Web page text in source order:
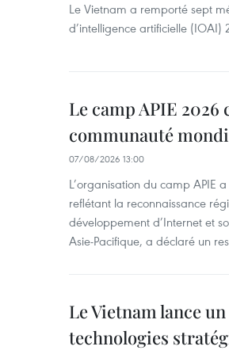
Le Vietnam a remporté sept
d’intelligence artificielle
Le camp APIE 2026
communauté
07/08/2026 13:00
L’organisation du camp APIE
reflétant la reconnaissance
développement d’Internet et
Asie-Pacifique, a déclaré un
Le Vietnam lance
technologies